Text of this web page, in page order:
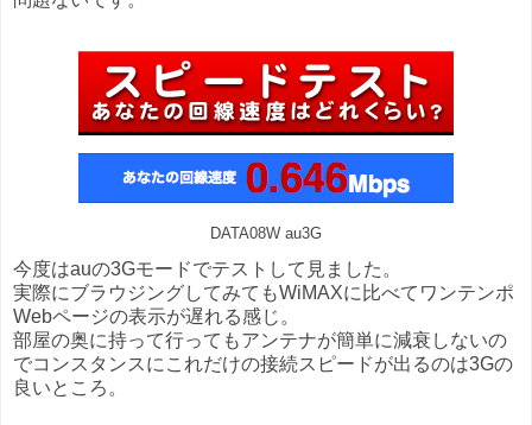
DATA08W au3G
今度はauの3Gモードでテストして見ました。
実際にブラウジングしてみてもWiMAXに比べてワンテンポ
Webページの表示が遅れる感じ。
部屋の奥に持って行ってもアンテナが簡単に減衰しないの
でコンスタンスにこれだけの接続スピードが出るのは3Gの
良いところ。